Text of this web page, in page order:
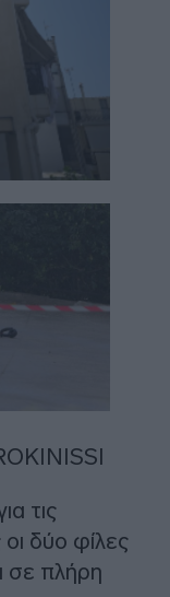
τις
δύο φίλες
σε πλήρη